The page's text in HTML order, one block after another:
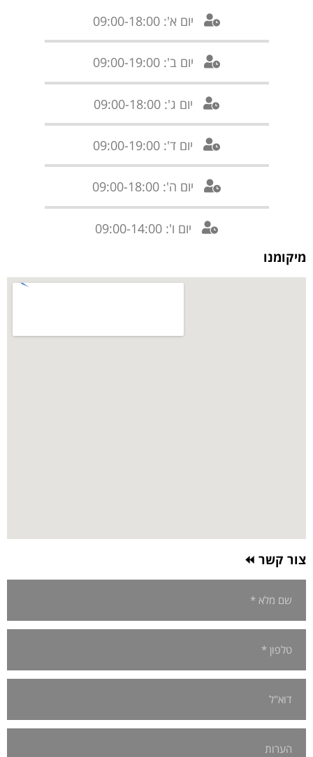
יום א': 09:00-18:00
יום ב': 09:00-19:00
יום ג': 09:00-18:00
יום ד': 09:00-19:00
יום ה': 09:00-18:00
יום ו': 09:00-14:00
מיקומנו
צור קשר ⏪